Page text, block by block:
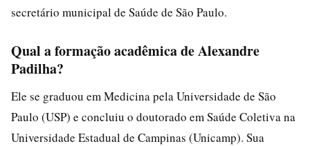
secretário municipal de Saúde de São Paulo.
Qual a formação acadêmica de Alexandre
Padilha?
Ele se graduou em Medicina pela Universidade de São
Paulo (USP) e concluiu o doutorado em Saúde Coletiva na
Universidade Estadual de Campinas (Unicamp). Sua